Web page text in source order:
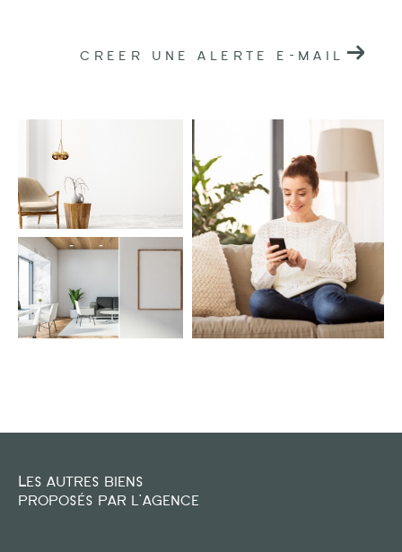
CREER UNE ALERTE E-MAIL
Les autres biens
proposés par l'agence
AFFINER LES CRITÈRES
TERRASSE PISCINE